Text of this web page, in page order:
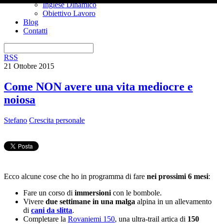
Inglese Dinamico
Obiettivo Lavoro
Blog
Contatti
RSS
21 Ottobre 2015
Come NON avere una vita mediocre e
noiosa
Stefano Crescita personale
Ecco alcune cose che ho in programma di fare nei prossimi 6 mesi:
Fare un corso di immersioni con le bombole.
Vivere due settimane in una malga alpina in un allevamento
di cani da slitta.
Completare la Rovaniemi 150, una ultra-trail artica di 150